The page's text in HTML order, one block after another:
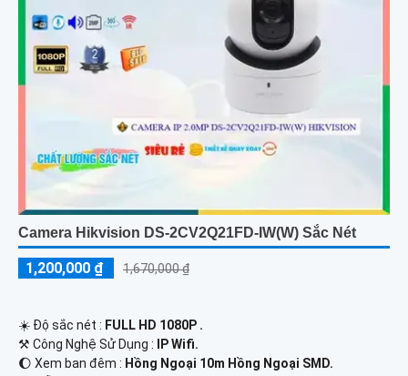
Camera Hikvision DS-2CV2Q21FD-IW(W) Sắc Nét
1,200,000 ₫ 1,670,000 ₫
☀️ Độ sắc nét : FULL HD 1080P .
⚒ Công Nghệ Sử Dụng :
IP Wifi.
🌔 Xem ban đêm : Hồng Ngoại 10m Hồng Ngoại SMD.